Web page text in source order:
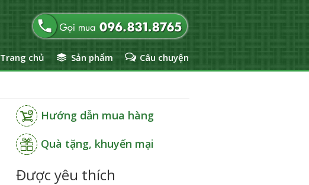
Trang chủ Sản phẩm Câu chuyện
Hướng dẫn mua hàng
Quà tặng, khuyến mại
Được yêu thích